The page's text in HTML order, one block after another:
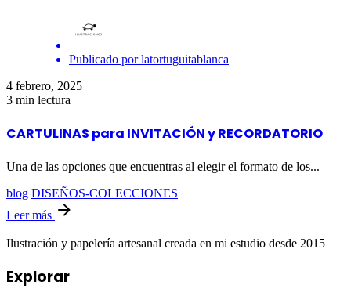
Publicado por latortuguitablanca
4 febrero, 2025
3 min lectura
CARTULINAS para INVITACIÓN y RECORDATORIO
Una de las opciones que encuentras al elegir el formato de los...
blog DISEÑOS-COLECCIONES
Leer más
Ilustración y papelería artesanal creada en mi estudio desde 2015
Explorar